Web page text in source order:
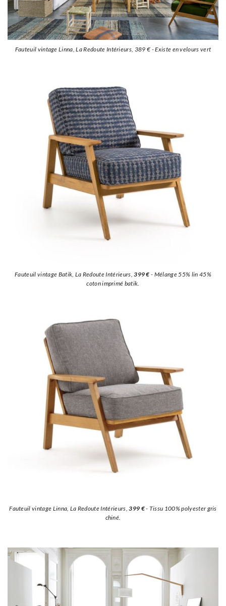
Fauteuil vintage Linna, La Redoute Intérieurs, 389 € - Existe en velours vert
Fauteuil vintage Batik, La Redoute Intérieurs,399 € - Mélange 55% lin 45%
coton imprimé batik.
Fauteuil vintage Linna, La Redoute Intérieurs,399 €- Tissu 100% polyester gris
chiné.